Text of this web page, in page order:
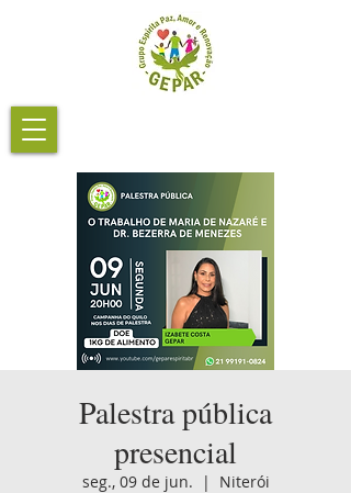
Palestra pública
presencial
seg., 09 de jun.
  |
Niterói